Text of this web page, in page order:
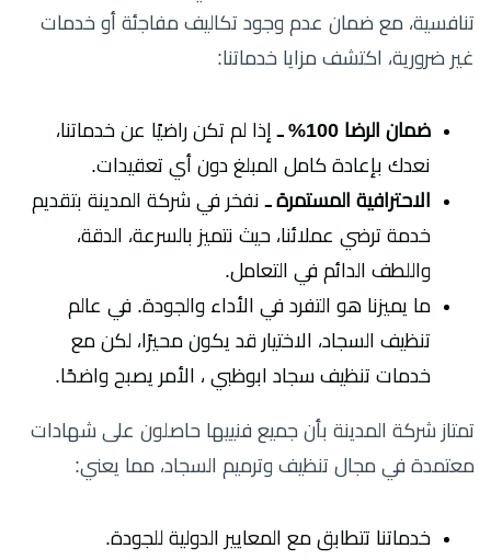
تنافسية، مع ضمان عدم وجود تكاليف مفاجئة أو خدمات
غير ضرورية، اكتشف مزايا خدماتنا:
ضمان الرضا 100% ـ
إذا لم تكن راضيًا عن خدماتنا،
نعدك بإعادة كامل المبلغ دون أي تعقيدات.
الاحترافية المستمرة ـ نفخر في شركة المدينة بتقديم
خدمة ترضي عملائنا، حيث نتميز بالسرعة، الدقة،
واللطف الدائم في التعامل.
ما يميزنا هو التفرد في الأداء والجودة. في عالم
تنظيف السجاد، الاختيار قد يكون محيرًا، لكن مع
خدمات تنظيف سجاد ابوظبي ، الأمر يصبح واضحًا.
تمتاز شركة المدينة بأن جميع فنييها حاصلون على شهادات
معتمدة في مجال تنظيف وترميم السجاد، مما يعني:
خدماتنا تتطابق مع المعايير الدولية للجودة.